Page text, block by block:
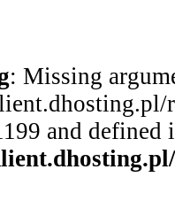
: Missing
and defined